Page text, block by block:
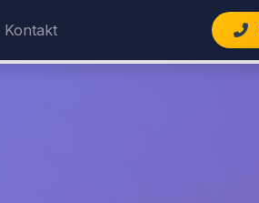
Kontakt